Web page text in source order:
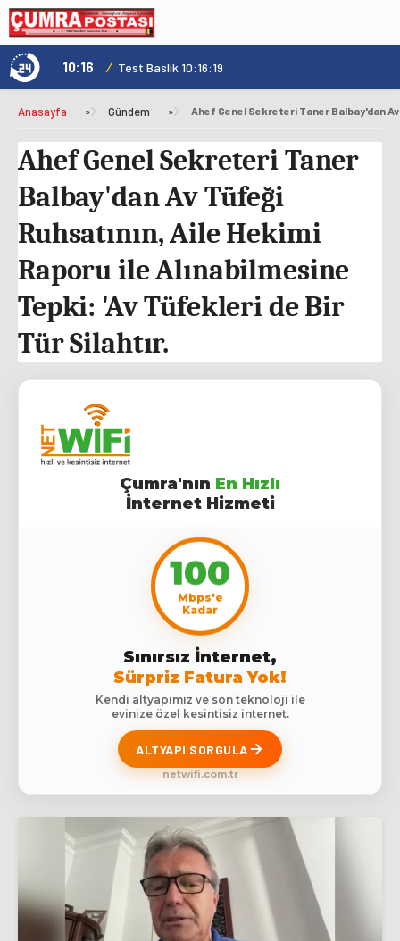
10:16 / Test Baslik 10:16:19
Anasayfa » Gündem »
Ahef Genel Sekreteri Taner
Balbay'dan Av Tüfeği
Ruhsatının, Aile Hekimi
Raporu ile Alınabilmesine
Tepki: 'Av Tüfekleri de Bir
Tür Silahtır.
Çumra'nın En Hızlı
İnternet Hizmeti
100
Mbps'e
Kadar
Sınırsız İnternet,
Sürpriz Fatura Yok!
Kendi altyapımız ve son teknoloji ile
evinize özel kesintisiz internet.
ALTYAPI SORGULA
netwifi.com.tr